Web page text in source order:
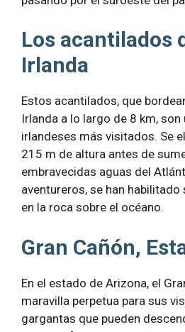
Los acantilados
Irlanda
Estos acantilados, que
Irlanda a lo largo de 8 km,
irlandeses más visitados. Se
215 m de altura antes de
embravecidas aguas del
aventureros, se han
en la roca sobre el océano.
Gran Cañón,
En el estado de Arizona, el
maravilla perpetua para sus
gargantas que pueden